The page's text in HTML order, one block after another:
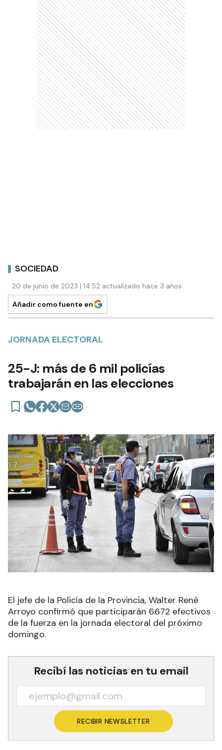
SOCIEDAD
20 de junio de 2023 | 14:52 actualizado hace 3 años
Añadir como fuente en
JORNADA ELECTORAL
25-J: más de 6 mil policías
trabajarán en las elecciones
El jefe de la Policía de la Provincia, Walter René
Arroyo confirmó que participarán 6.672 efectivos
de la fuerza en la jornada electoral del próximo
domingo.
Recibí las noticias en tu email
RECIBIR NEWSLETTER